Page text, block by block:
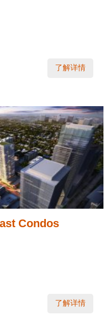
了解详情
Condos
了解详情